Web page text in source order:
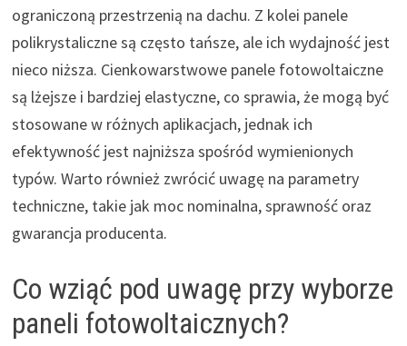
ograniczoną przestrzenią na dachu. Z kolei panele
polikrystaliczne są często tańsze, ale ich wydajność jest
nieco niższa. Cienkowarstwowe panele fotowoltaiczne
są lżejsze i bardziej elastyczne, co sprawia, że mogą być
stosowane w różnych aplikacjach, jednak ich
efektywność jest najniższa spośród wymienionych
typów. Warto również zwrócić uwagę na parametry
techniczne, takie jak moc nominalna, sprawność oraz
gwarancja producenta.
Co wziąć pod uwagę przy wyborze
paneli fotowoltaicznych?